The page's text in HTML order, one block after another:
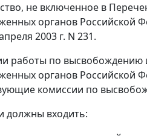
не включенное в
органов Российской
2003 г. N 231.
работы по
органов Российской
комиссии по
должны входить: